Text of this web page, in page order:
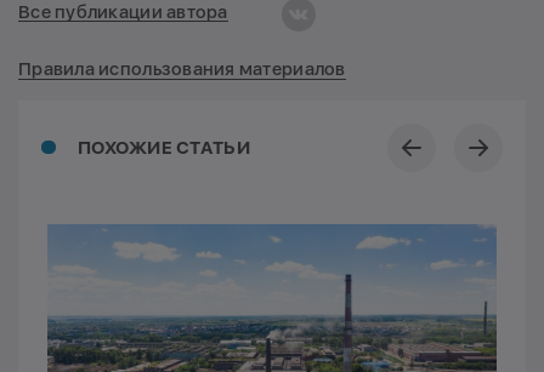
ПОХОЖИЕ СТАТЬИ
Все публикации автора
Правила использования материалов